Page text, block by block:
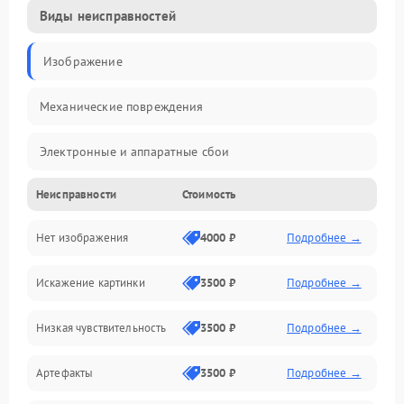
Виды неисправностей
Изображение
Механические повреждения
Электронные и аппаратные сбои
Неисправности сенсора и оптики
Программные ошибки
Электропитание
Измерения
Матрица
Неисправности Стоимость
Нет изображения 4000 ₽ Подробнее →
Искажение картинки 3500 ₽ Подробнее →
Низкая чувствительность 3500 ₽ Подробнее →
Артефакты 3500 ₽ Подробнее →